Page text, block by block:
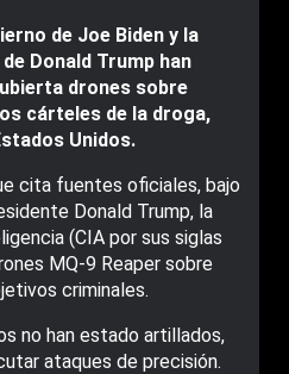
de Joe Biden y la
Donald Trump han
drones sobre
cárteles de la droga,
Unidos.
cita fuentes oficiales, bajo
Donald Trump, la
(CIA por sus siglas
MQ-9 Reaper sobre
criminales.
no han estado artillados,
ataques de precisión.